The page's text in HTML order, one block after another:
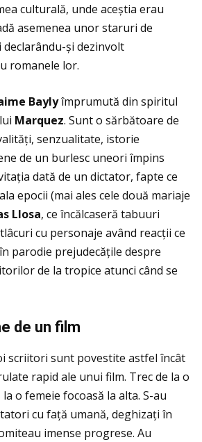
culturală, unde aceștia erau
asemenea unor staruri de
și dezinvolt
romanele lor.
Baylyîmprumută din spiritul
Marquez. Sunt o sărbătoare de
senzualitate, istorie
de un burlesc uneori împins
dată de un dictator, fapte ce
epocii (mai ales cele două mariaje
Llosa, ce încălcaseră tabuuri
cu personaje având reacţii ce
parodie prejudecăţile despre
de la tropice atunci când se
de un film
scriitori sunt povestite astfel încât
rapid ale unui film. Trec de la o
o femeie focoasă la alta. S-au
cu faţă umană, deghizaţi în
imense progrese. Au